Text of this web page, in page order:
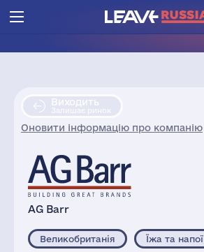
Виходить
Залишає ринок
Оновити інформацію про компанію
AG Barr
Великобританія Їжа та напої